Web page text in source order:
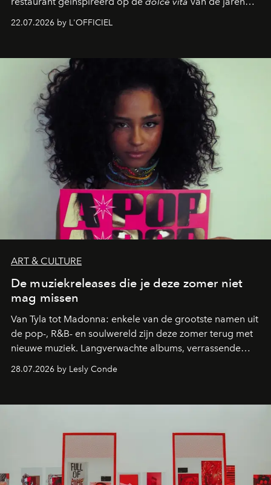
verandert in een bruisende ontmoetingsplek en de
neerstrijkt in Saint-Tropez. Dit zijn de nieuwe adressen
die deze zomer de toon zetten, van lange lunches tot
zwoele nachten.
22.07.2026 by L'OFFICIEL
ART & CULTURE
De muziekreleases die je deze zomer niet
mag missen
Van Tyla tot Madonna: enkele van de grootste namen uit
de pop-, R&B- en soulwereld zijn deze zomer terug met
nieuwe muziek. Langverwachte albums, verrassende
de releases die je niet mag missen.
28.07.2026 by Lesly Conde